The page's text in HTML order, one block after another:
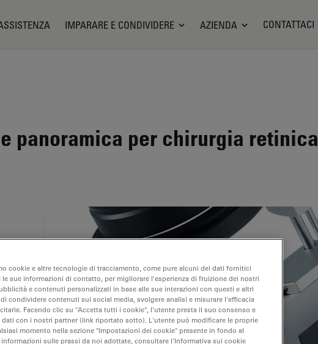
IMPARARE E CONDIVIDERE AZIENDA CONTATTACI
panoramica per chirurgia retinica
cookie e altre tecnologie di tracciamento, come pure alcuni dei dati fornitici
sue informazioni di contatto, per migliorare l'esperienza di fruizione dei nostri
e contenuti personalizzati in base alle sue interazioni con questi e altri
condividere contenuti sui social media, svolgere analisi e misurare l'efficacia
Facendo clic su "Accetta tutti i cookie", l'utente presta il suo consenso e
con i nostri partner (link riportato sotto). L'utente può modificare le proprie
momento nella sezione "Impostazioni dei cookie" presente in fondo al
sulle prassi da noi adottate, consultare l'Informativa sui cookie